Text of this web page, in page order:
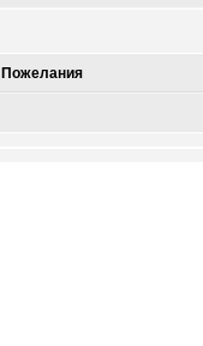
Пожелания